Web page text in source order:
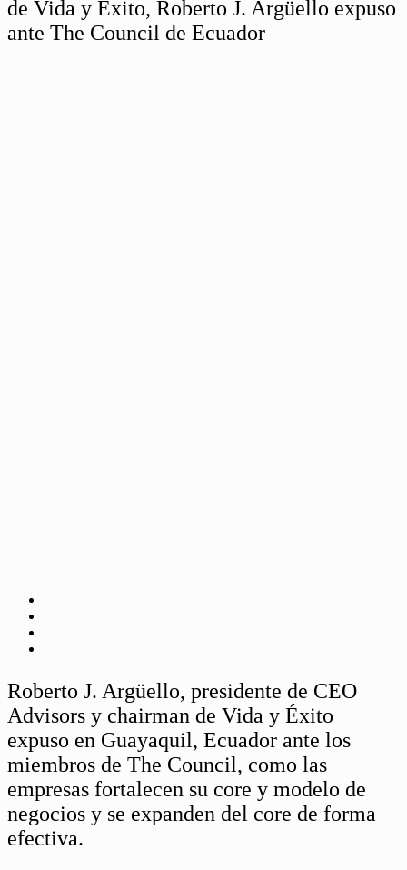
de Vida y Éxito, Roberto J. Argüello expuso
ante The Council de Ecuador
Roberto J. Argüello, presidente de CEO
Advisors y chairman de Vida y Éxito
expuso en Guayaquil, Ecuador ante los
miembros de The Council, como las
empresas fortalecen su core y modelo de
negocios y se expanden del core de forma
efectiva.